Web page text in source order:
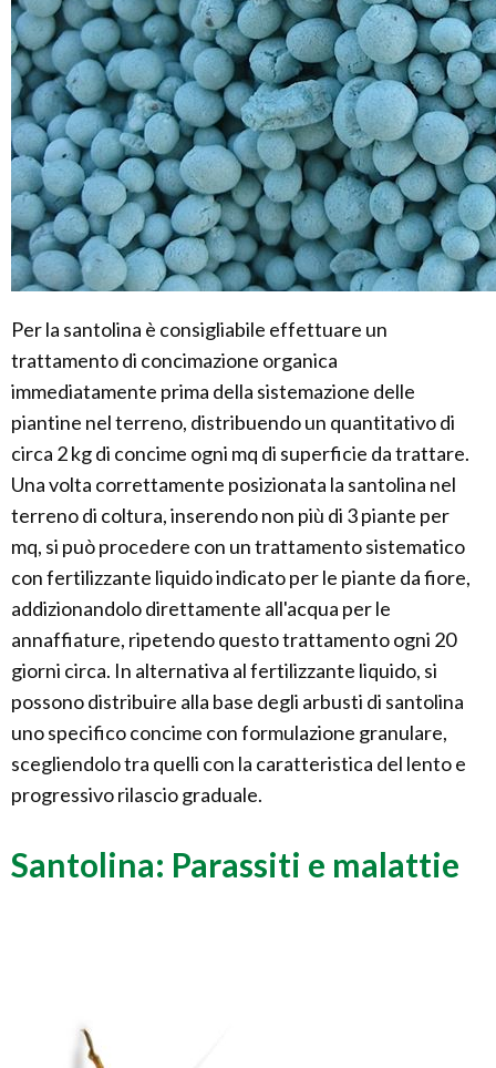
Per la santolina è consigliabile effettuare un
trattamento di concimazione organica
immediatamente prima della sistemazione delle
piantine nel terreno, distribuendo un quantitativo di
circa 2 kg di concime ogni mq di superficie da trattare.
Una volta correttamente posizionata la santolina nel
terreno di coltura, inserendo non più di 3 piante per
mq, si può procedere con un trattamento sistematico
con fertilizzante liquido indicato per le piante da fiore,
addizionandolo direttamente all'acqua per le
annaffiature, ripetendo questo trattamento ogni 20
giorni circa. In alternativa al fertilizzante liquido, si
possono distribuire alla base degli arbusti di santolina
uno specifico concime con formulazione granulare,
scegliendolo tra quelli con la caratteristica del lento e
progressivo rilascio graduale.
Santolina: Parassiti e malattie